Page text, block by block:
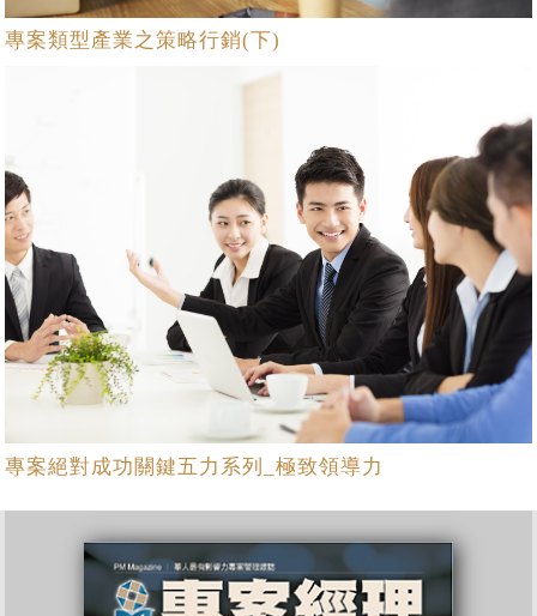
專案類型產業之策略行銷(下)
專案絕對成功關鍵五力系列_極致領導力